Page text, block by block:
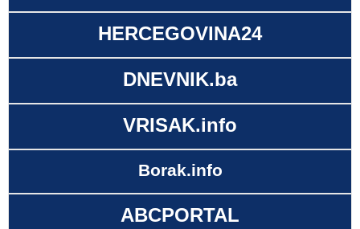
HERCEGOVINA24
DNEVNIK.ba
VRISAK.info
Borak.info
ABCPORTAL